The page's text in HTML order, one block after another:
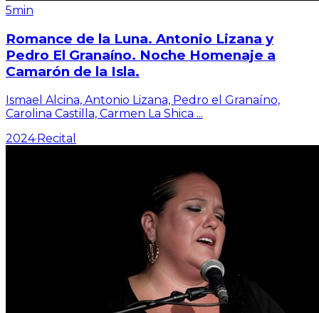
5min
Romance de la Luna. Antonio Lizana y
Pedro El Granaíno. Noche Homenaje a
Camarón de la Isla.
Ismael Alcina, Antonio Lizana, Pedro el Granaíno,
Carolina Castilla, Carmen La Shica ...
2024·Recital